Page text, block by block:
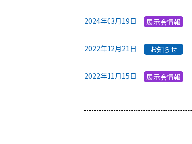
2024年03月19日 展示会情報
2022年12月21日 お知らせ
2022年11月15日 展示会情報